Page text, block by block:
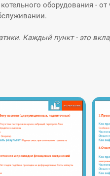
оборудования - от
Каждый пункт - это